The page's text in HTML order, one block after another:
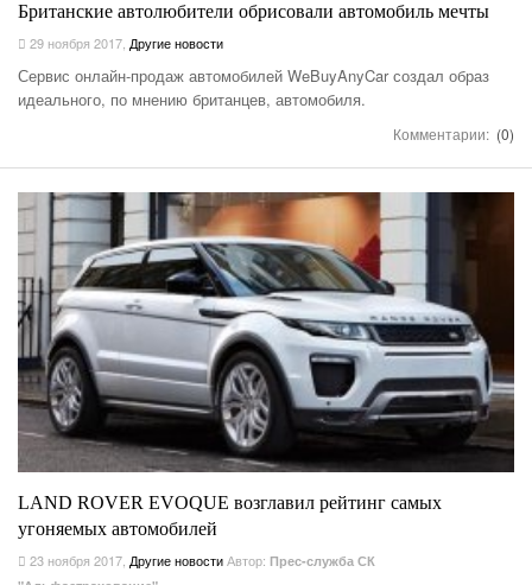
Британские автолюбители обрисовали автомобиль мечты
29 ноября 2017, Другие новости
Сервис онлайн-продаж автомобилей WeBuyAnyCar создал образ
идеального, по мнению британцев, автомобиля.
Комментарии: (0)
LAND ROVER EVOQUE возглавил рейтинг самых
угоняемых автомобилей
23 ноября 2017 Другие новостиАвтор: Прес-служба СК